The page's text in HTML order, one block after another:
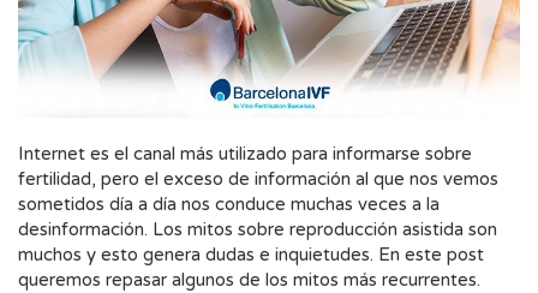
Internet es el canal más utilizado para informarse sobre
fertilidad, pero el exceso de información al que nos vemos
sometidos día a día nos conduce muchas veces a la
desinformación. Los mitos sobre reproducción asistida son
muchos y esto genera dudas e inquietudes. En este post
queremos repasar algunos de los mitos más recurrentes.